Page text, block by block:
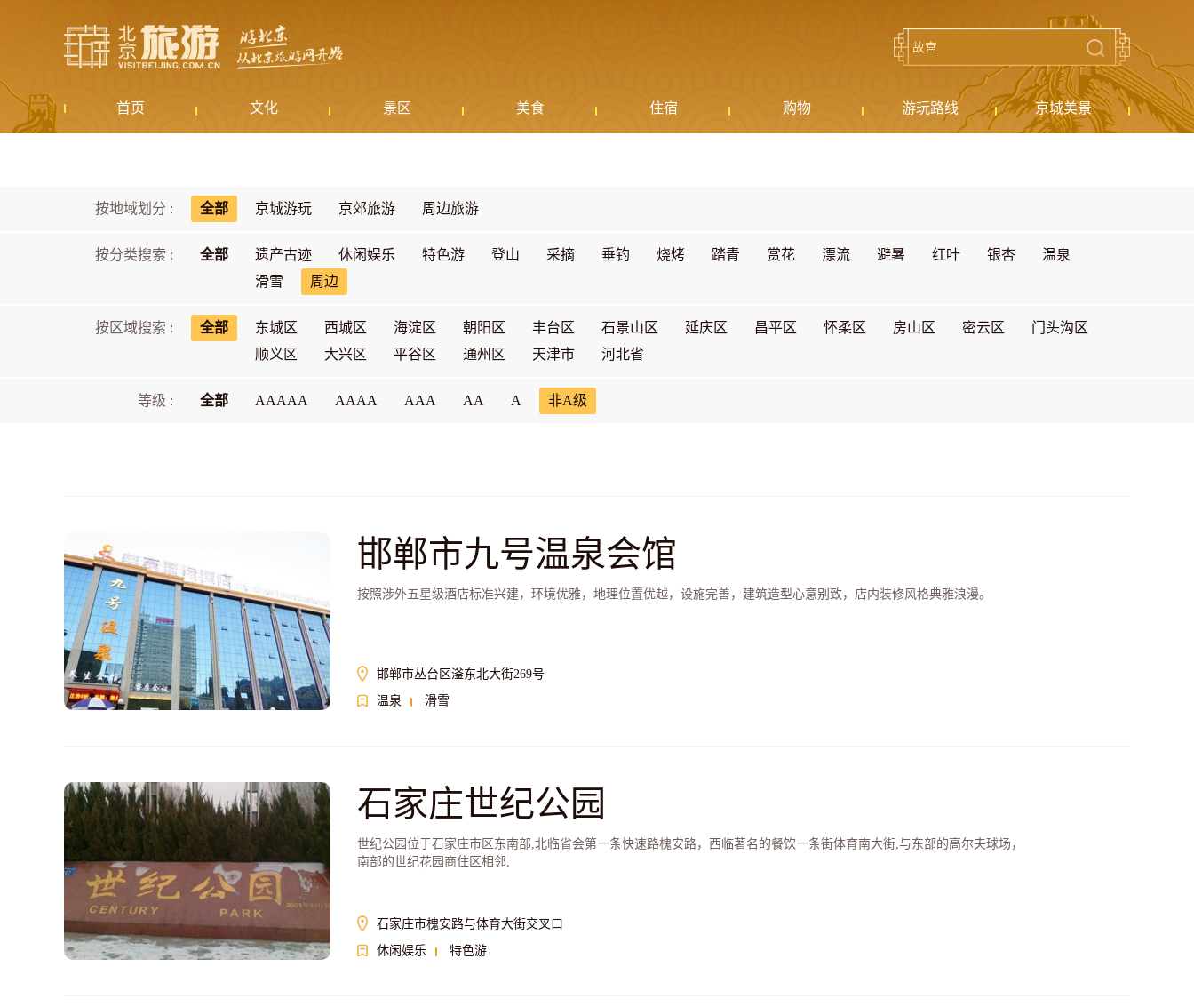
首页 文化 景区 美食 住宿 购物 游玩路线 京城美景
按地域划分 : 全部 京城游玩 京郊旅游 周边旅游
按分类搜索 : 全部 遗产古迹 休闲娱乐 特色游 登山 采摘 垂钓 烧烤 踏青 赏花 漂流 避暑 红叶 银杏
温泉
滑雪
周边
按区域搜索 : 全部 东城区 西城区 海淀区 朝阳区 丰台区 石景山区 延庆区 昌平区 怀柔区 房山区 密云区
门头沟区
顺义区
大兴区 平谷区 通州区 天津市 河北省
等级 : 全部 AAAAA AAAA AAA AA A 非A级
邯郸市九号温泉会馆
按照涉外五星级酒店标准兴建，环境优雅，地理位置优越，设施完善，建筑造型心意别致，店内装修风格典雅浪漫。
邯郸市丛台区滏东北大街269号
温泉
滑雪
石家庄世纪公园
世纪公园位于石家庄市区东南部,北临省会第一条快速路槐安路，西临著名的餐饮一条街体育南大街,与东部的高尔夫球场，
南部的世纪花园商住区相邻,
石家庄市槐安路与体育大街交叉口
休闲娱乐
特色游